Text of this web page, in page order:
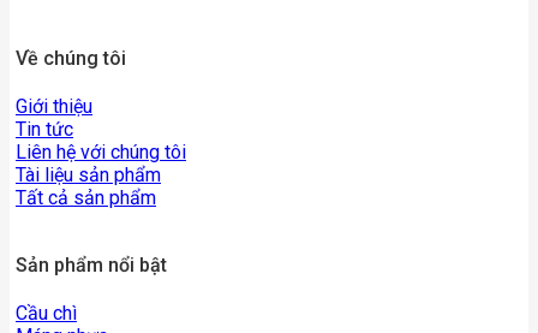
Về chúng tôi
Giới thiệu
Tin tức
Liên hệ với chúng tôi
Tài liệu sản phẩm
Tất cả sản phẩm
Sản phẩm nổi bật
Cầu chì